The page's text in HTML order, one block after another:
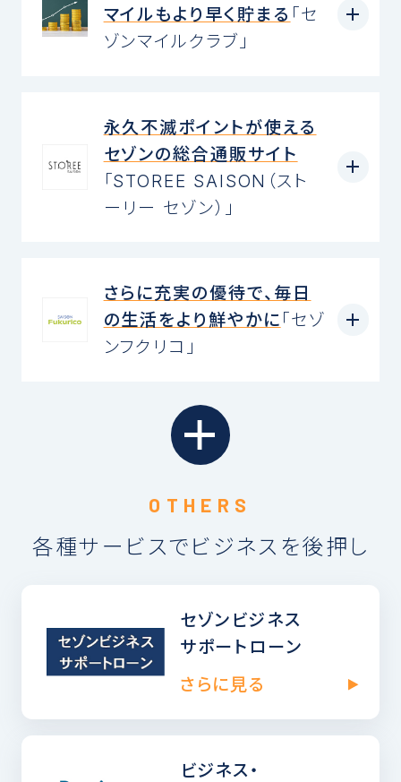
マイルもより早く貯まる 「セ
ゾンマイルクラブ」
永久不滅ポイントが使える
セゾンの総合通販サイト
「STOREE SAISON（スト
ーリー セゾン）」
さらに充実の優待で、毎日
の生活をより鮮やかに 「セゾ
ンフクリコ」
各種サービスでビジネスを後押し
セゾンビジネス
サポートローン
さらに見る
ビジネス・